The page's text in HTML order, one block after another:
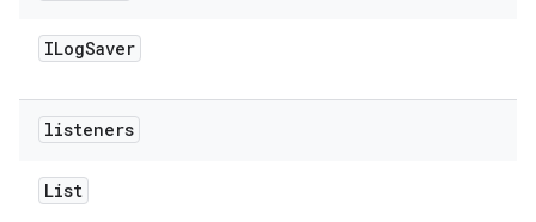
ILogSaver
listeners
List